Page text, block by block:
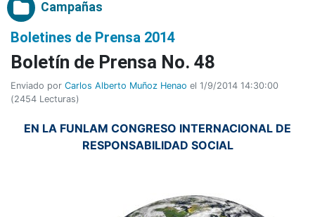
Campañas
Boletines de Prensa 2014
Boletí­n de Prensa No. 48
Enviado por Carlos Alberto Muñoz Henao el 1/9/2014 14:30:00
(2454 Lecturas)
EN LA FUNLAM CONGRESO INTERNACIONAL DE
RESPONSABILIDAD SOCIAL